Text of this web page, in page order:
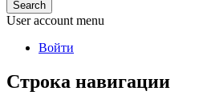
Search
User account menu
Войти
Строка навигации